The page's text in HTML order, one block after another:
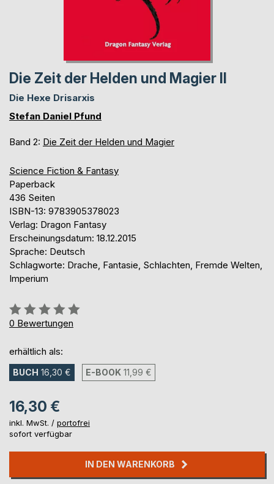
Die Zeit der Helden und Magier II
Die Hexe Drisarxis
Stefan Daniel Pfund
Band 2: Die Zeit der Helden und Magier
Science Fiction & Fantasy
Paperback
436 Seiten
ISBN-13: 9783905378023
Verlag: Dragon Fantasy
Erscheinungsdatum: 18.12.2015
Sprache: Deutsch
Schlagworte: Drache, Fantasie, Schlachten, Fremde Welten,
Imperium
Bewertung::
0%
0 Bewertungen
erhältlich als:
BUCH 16,30 € E-BOOK 11,99 €
16,30 €
inkl. MwSt. / portofrei
sofort verfügbar
IN DEN WARENKORB